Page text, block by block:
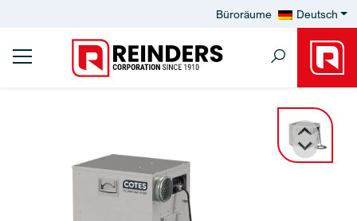
Büroräume Deutsch